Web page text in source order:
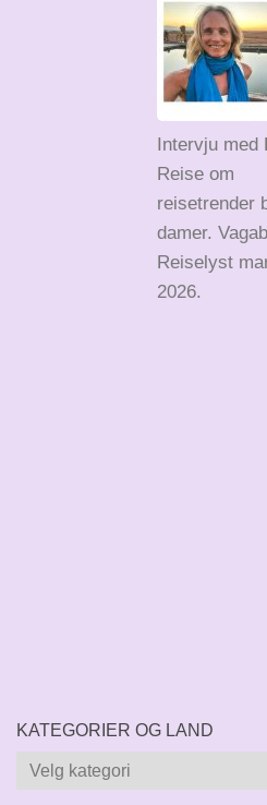
Intervju med
Reise om
reisetrender
damer.
Reiselyst
2026.
KATEGORIER OG LAND
Kategorier